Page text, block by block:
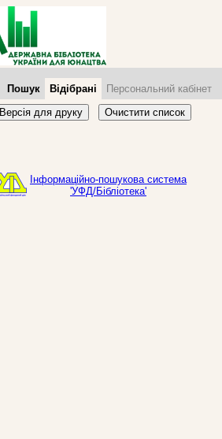
Пошук Відібрані Персональний кабінет
Версія для друку Очистити список
Інформаційно-пошукова система
'УФД/Бібліотека'